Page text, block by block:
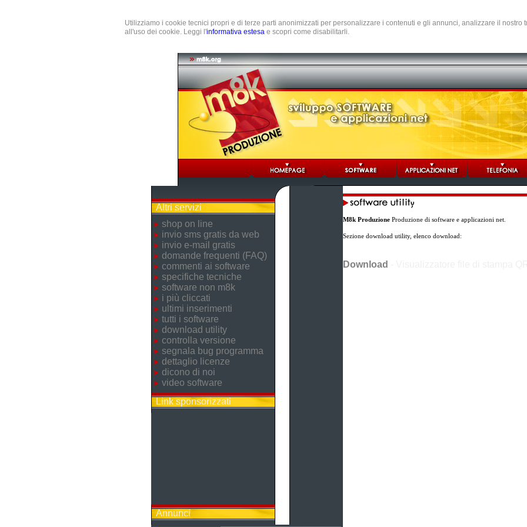
Utilizziamo i cookie tecnici propri e di terze parti anonimizzati per personalizzare i contenuti e gli annunci, analizzare il nostro
all'uso dei cookie. Leggi l'informativa estesa e scopri come disabilitarli.
Altri servizi
shop on line
invio sms gratis da web
invio e-mail gratis
domande frequenti (FAQ)
commenti ai software
specifiche tecniche
software non m8k
i più cliccati
ultimi inserimenti
tutti i software
download utility
controlla versione
segnala bug programma
dettaglio licenze
dicono di noi
video software
Link sponsorizzati
Annunci
M8k ProduzioneProduzione di software e applicazioni net.
Sezione download utility, elenco download:
Download